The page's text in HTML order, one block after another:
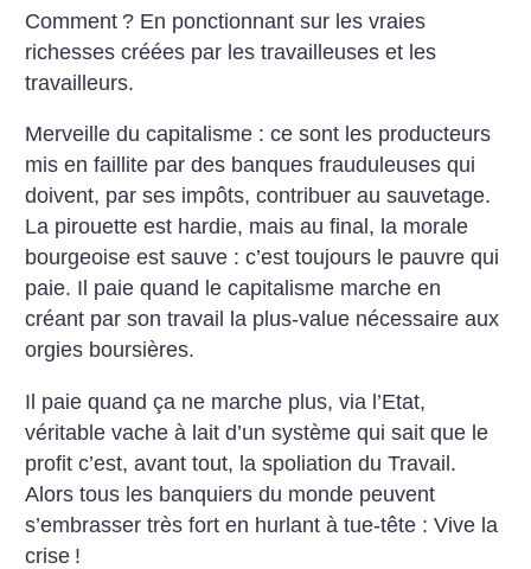
Comment ? En ponctionnant sur les vraies
richesses créées par les travailleuses et les
travailleurs.
Merveille du capitalisme : ce sont les producteurs
mis en faillite par des banques frauduleuses qui
doivent, par ses impôts, contribuer au sauvetage.
La pirouette est hardie, mais au final, la morale
bourgeoise est sauve : c’est toujours le pauvre qui
paie. Il paie quand le capitalisme marche en
créant par son travail la plus-value nécessaire aux
orgies boursières.
Il paie quand ça ne marche plus, via l’Etat,
véritable vache à lait d’un système qui sait que le
profit c’est, avant tout, la spoliation du Travail.
Alors tous les banquiers du monde peuvent
s’embrasser très fort en hurlant à tue-tête : Vive la
crise !